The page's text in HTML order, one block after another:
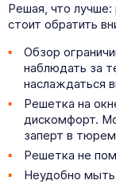
Решая, что
стоит обратить
Обзор
наблюдать за
наслаждаться
Решетка на
дискомфорт.
заперт в
Решетка не
Неудобно мыть